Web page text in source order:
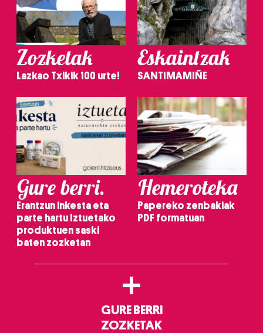
Zozketak
Lazkao Txikik 100 urte!
Eskaintzak
SANTIMAMIÑE
Gure berri.
Erantzun inkesta eta
parte hartu Iztuetako
produktuen saski
baten zozketan
Hemeroteka
Papereko zenbakiak
PDF formatuan
+
GURE BERRI
ZOZKETAK